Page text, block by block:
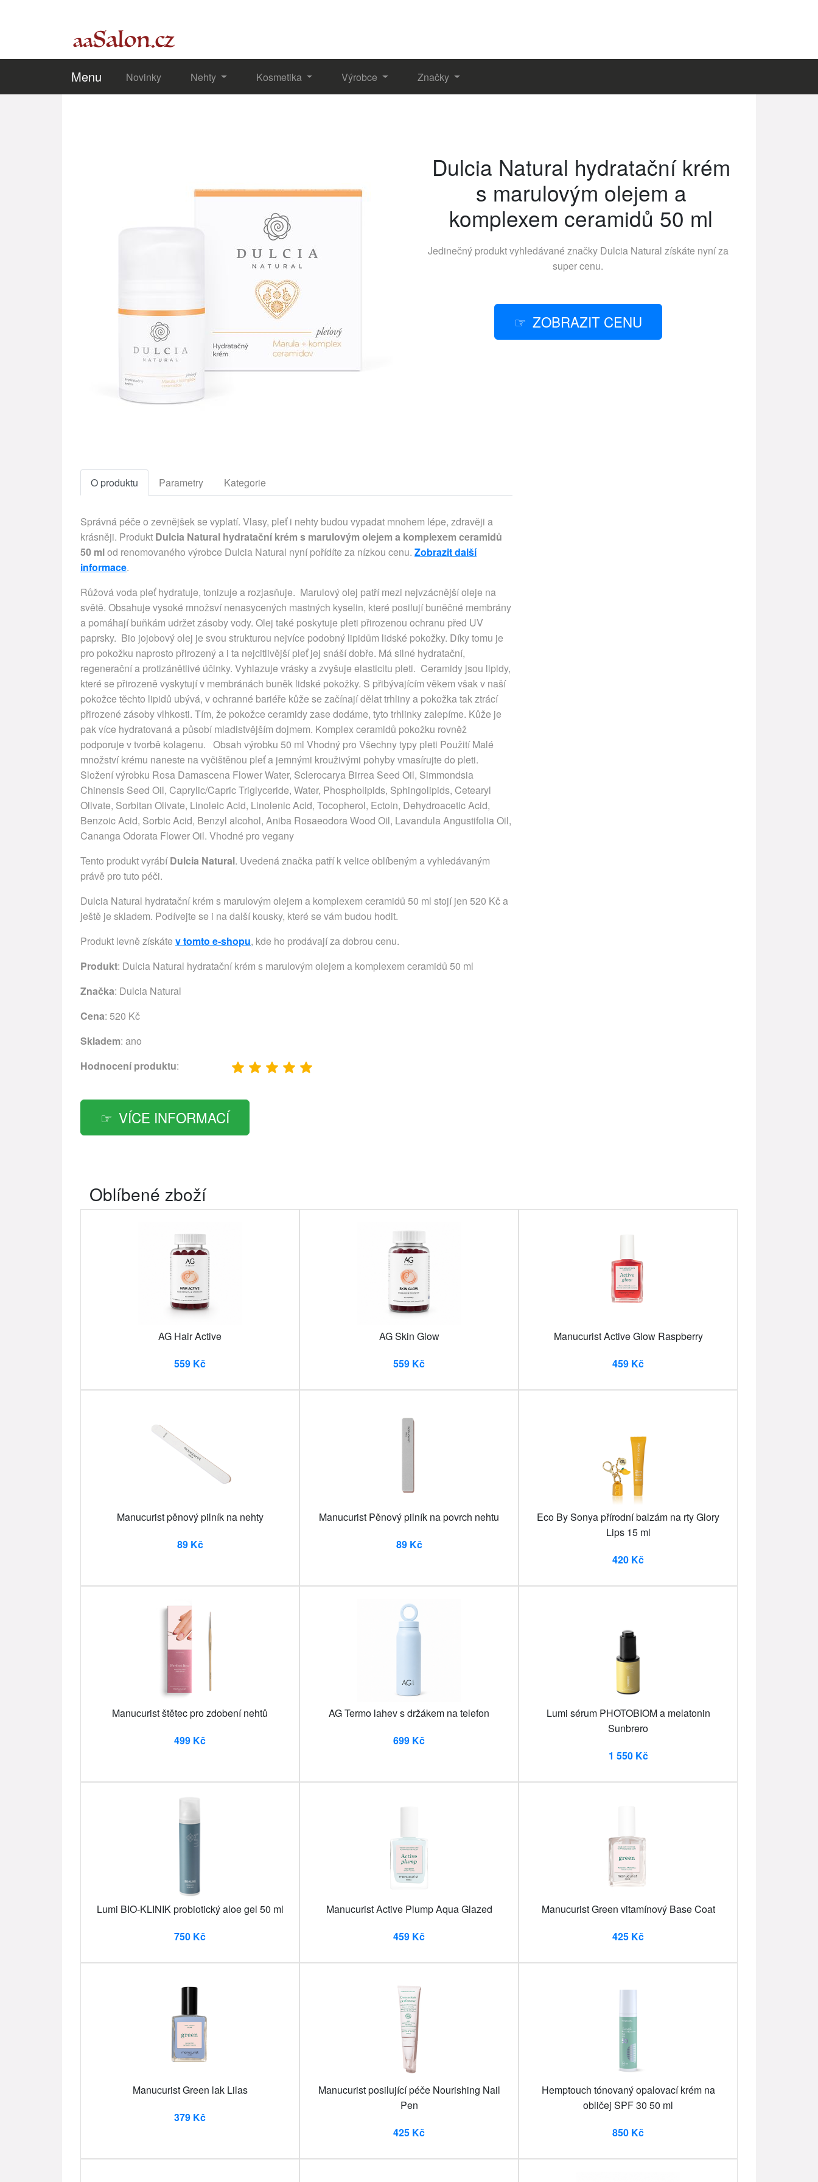
Menu Novinky Nehty Kosmetika Výrobce Značky
Dulcia Natural hydratační krém
s marulovým olejem a
komplexem ceramidů 50 ml
Jedinečný produkt vyhledávané značky Dulcia Natural získáte nyní za
super cenu.
ZOBRAZIT CENU
O produktu Parametry Kategorie
Správná péče o zevnějšek se vyplatí. Vlasy, pleť i nehty budou vypadat mnohem lépe, zdravěji a
krásněji. Produkt Dulcia Natural hydratační krém s marulovým olejem a komplexem ceramidů
50 mlod renomovaného výrobce Dulcia Natural nyní pořídíte za nízkou cenu. Zobrazit další
informace.
Růžová voda pleť hydratuje, tonizuje a rozjasňuje. Marulový olej patří mezi nejvzácnější oleje na
světě. Obsahuje vysoké množsví nenasycených mastných kyselin, které posilují buněčné membrány
a pomáhají buňkám udržet zásoby vody. Olej také poskytuje pleti přirozenou ochranu před UV
paprsky. Bio jojobový olej je svou strukturou nejvíce podobný lipidům lidské pokožky. Díky tomu je
pro pokožku naprosto přirozený a i ta nejcitlivější pleť jej snáší dobře. Má silné hydratační,
regenerační a protizánětlivé účinky. Vyhlazuje vrásky a zvyšuje elasticitu pleti. Ceramidy jsou lipidy,
které se přirozeně vyskytují v membránách buněk lidské pokožky. S přibývajícím věkem však v naší
pokožce těchto lipidů ubývá, v ochranné bariéře kůže se začínají dělat trhliny a pokožka tak ztrácí
přirozené zásoby vlhkosti. Tím, že pokožce ceramidy zase dodáme, tyto trhlinky zalepíme. Kůže je
pak více hydratovaná a působí mladistvějším dojmem. Komplex ceramidů pokožku rovněž
podporuje v tvorbě kolagenu. Obsah výrobku 50 ml Vhodný pro Všechny typy pleti Použití Malé
množství krému naneste na vyčištěnou pleť a jemnými krouživými pohyby vmasírujte do pleti.
Složení výrobku Rosa Damascena Flower Water, Sclerocarya Birrea Seed Oil, Simmondsia
Chinensis Seed Oil, Caprylic/Capric Triglyceride, Water, Phospholipids, Sphingolipids, Cetearyl
Olivate, Sorbitan Olivate, Linoleic Acid, Linolenic Acid, Tocopherol, Ectoin, Dehydroacetic Acid,
Benzoic Acid, Sorbic Acid, Benzyl alcohol, Aniba Rosaeodora Wood Oil, Lavandula Angustifolia Oil,
Cananga Odorata Flower Oil. Vhodné pro vegany
Tento produkt vyrábíDulcia Natural. Uvedená značka patří k velice oblíbeným a vyhledávaným
právě pro tuto péči.
Dulcia Natural hydratační krém s marulovým olejem a komplexem ceramidů 50 ml stojí jen 520 Kč a
ještě je skladem. Podívejte se i na další kousky, které se vám budou hodit.
Produkt levně získáte v tomto e-shopu, kde ho prodávají za dobrou cenu.
Produkt: Dulcia Natural hydratační krém s marulovým olejem a komplexem ceramidů 50 ml
Značka: Dulcia Natural
Cena: 520 Kč
Skladem: ano
Hodnocení produktu:
VÍCE INFORMACÍ
Oblíbené zboží
AG Hair Active
559 Kč
AG Skin Glow
559 Kč
Manucurist Active Glow Raspberry
459 Kč
Manucurist pěnový pilník na nehty
89 Kč
Manucurist Pěnový pilník na povrch nehtu
89 Kč
Eco By Sonya přírodní balzám na rty Glory
Lips 15 ml
420 Kč
Manucurist štětec pro zdobení nehtů
499 Kč
AG Termo lahev s držákem na telefon
699 Kč
Lumi sérum PHOTOBIOM a melatonin
Sunbrero
1 550 Kč
Lumi BIO-KLINIK probiotický aloe gel 50 ml
750 Kč
Manucurist Active Plump Aqua Glazed
459 Kč
Manucurist Green vitamínový Base Coat
425 Kč
Manucurist Green lak Lilas
379 Kč
Manucurist posilující péče Nourishing Nail
Pen
425 Kč
Hemptouch tónovaný opalovací krém na
obličej SPF 30 50 ml
850 Kč